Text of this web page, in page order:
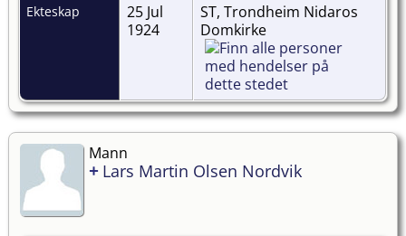
Ekteskap
25 Jul
1924
ST, Trondheim Nidaros
Domkirke
Mann
+ Lars Martin Olsen Nordvik